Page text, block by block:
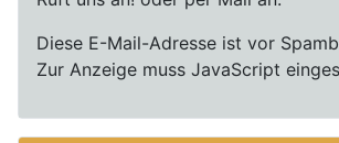
Diese E-Mail-Adresse ist vor
Zur Anzeige muss JavaScript